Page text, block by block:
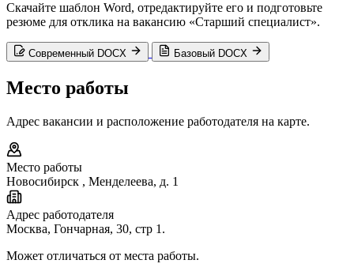
Скачайте шаблон Word, отредактируйте его и подготовьте
резюме для отклика на вакансию «Старший специалист».
Современный DOCX Базовый DOCX
Место работы
Адрес вакансии и расположение работодателя на карте.
Место работы
Новосибирск , Менделеева, д. 1
Адрес работодателя
Москва, Гончарная, 30, стр 1.
Может отличаться от места работы.